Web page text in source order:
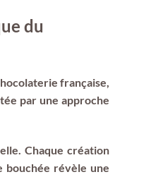
du
française,
par une approche
Chaque création
bouchée révèle une